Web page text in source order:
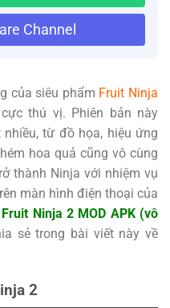
Channel
của siêu phẩm Fruit Ninja
thú vị. Phiên bản này
từ đồ họa, hiệu ứng
hoa quả cũng vô cùng
thành Ninja với nhiệm vụ
màn hình điện thoại của
Fruit Ninja 2 MOD APK (vô
sẻ trong bài viết này về
2